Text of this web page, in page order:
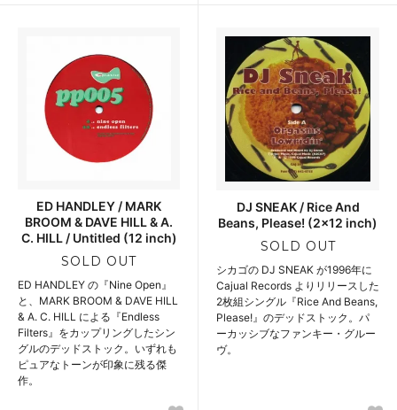
ED HANDLEY / MARK
BROOM & DAVE HILL & A.
C. HILL / Untitled (12 inch)
SOLD OUT
ED HANDLEY の『Nine Open』
と、MARK BROOM & DAVE HILL
& A. C. HILL による『Endless
Filters』をカップリングしたシン
グルのデッドストック。いずれも
ピュアなトーンが印象に残る傑
作。
DJ SNEAK / Rice And
Beans, Please! (2x12 inch)
SOLD OUT
シカゴの DJ SNEAK が1996年に
Cajual Records よりリリースした
2枚組シングル『Rice And Beans,
Please!』のデッドストック。パ
ーカッシブなファンキー・グルー
ヴ。